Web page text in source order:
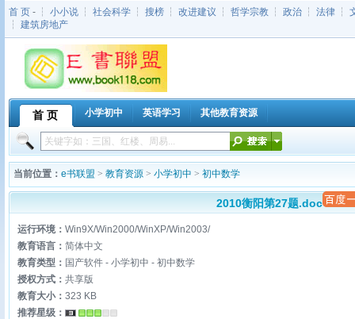
首 页 - ┆ 小小说 ┆ 社会科学 ┆ 搜榜 ┆ 改进建议 ┆ 哲学宗教 ┆ 政治 ┆ 法律 ┆
┆ 建筑房地产
首 页 小学初中 英语学习 其他教育资源
当前位置： e书联盟 > 教育资源 > 小学初中 > 初中数学
2010衡阳第27题.doc
运行环境： Win9X/Win2000/WinXP/Win2003/
教育语言： 简体中文
教育类型： 国产软件 - 小学初中 - 初中数学
授权方式： 共享版
教育大小： 323 KB
推荐星级：